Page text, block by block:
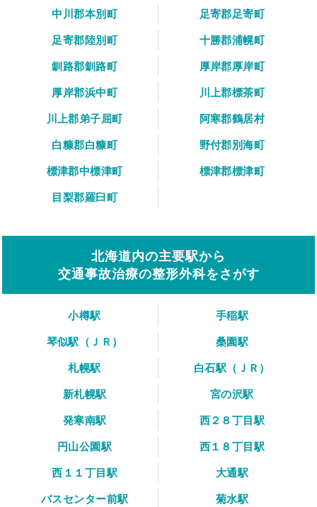
中川郡本別町
足寄郡足寄町
足寄郡陸別町
十勝郡浦幌町
釧路郡釧路町
厚岸郡厚岸町
厚岸郡浜中町
川上郡標茶町
川上郡弟子屈町
阿寒郡鶴居村
白糠郡白糠町
野付郡別海町
標津郡中標津町
標津郡標津町
目梨郡羅臼町
北海道内の主要駅から
交通事故治療の整形外科をさがす
小樽駅
手稲駅
琴似駅（ＪＲ）
桑園駅
札幌駅
白石駅（ＪＲ）
新札幌駅
宮の沢駅
発寒南駅
西２８丁目駅
円山公園駅
西１８丁目駅
西１１丁目駅
大通駅
バスセンター前駅
菊水駅